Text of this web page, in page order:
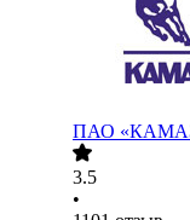
ПАО
3.5
•